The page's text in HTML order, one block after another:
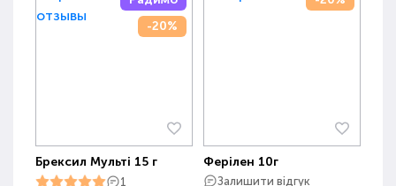
-20%
Брексил Мульті 15 г
1
Ферілен 10г
Залишити відгук